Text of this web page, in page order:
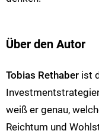
Über den Autor
Tobias Rethaber ist
weiß er genau,
Reichtum und